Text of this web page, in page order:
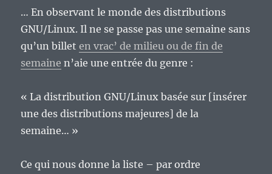
… En observant le monde des distributions
GNU/Linux. Il ne se passe pas une semaine sans
qu’un billeten vrac’ de milieu ou de fin de
semaine n’aie une entrée du genre :
« La distribution GNU/Linux basée sur [insérer
une des distributions majeures] de la
semaine… »
Ce qui nous donne la liste – par ordre